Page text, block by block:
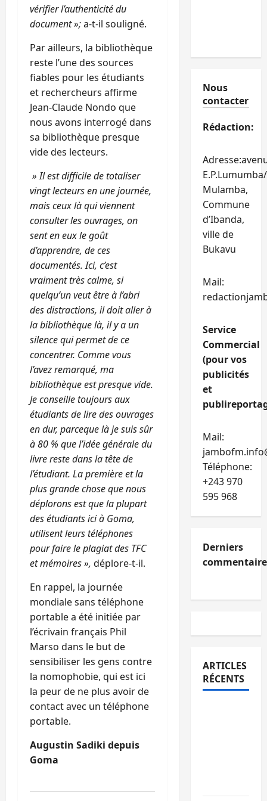
vérifier l’authenticité du
document »;a-t-il souligné.
Par ailleurs, la bibliothèque
reste l’une des sources
fiables pour les étudiants
et rechercheurs affirme
Jean-Claude Nondo que
nous avons interrogé dans
sa bibliothèque presque
vide des lecteurs.
» Il est difficile de totaliser
vingt lecteurs en une journée,
mais ceux là qui viennent
consulter les ouvrages, on
sent en eux le goût
d’apprendre, de ces
documentés. Ici, c’est
vraiment très calme, si
quelqu’un veut être à l’abri
des distractions, il doit aller à
la bibliothèque là, il y a un
silence qui permet de ce
concentrer. Comme vous
l’avez remarqué, ma
bibliothèque est presque vide.
Je conseille toujours aux
étudiants de lire des ouvrages
en dur, parceque là je suis sûr
à 80 % que l’idée générale du
livre reste dans la tête de
l’étudiant. La première et la
plus grande chose que nous
déplorons est que la plupart
des étudiants ici à Goma,
utilisent leurs téléphones
pour faire le plagiat des TFC
et mémoires », déplore-t-il.
En rappel, la journée
mondiale sans téléphone
portable a été initiée par
l’écrivain français Phil
Marso dans le but de
sensibiliser les gens contre
la nomophobie, qui est ici
la peur de ne plus avoir de
contact avec un téléphone
portable.
Augustin Sadiki depuis
Goma
Nous
contacter
Rédaction:
Mulamba,
Commune
d’Ibanda,
ville de
Bukavu
Mail:
Service
Commercial
(pour vos
publicités
et
Mail:
Téléphone:
+243 970
595 968
Derniers
ARTICLES
RÉCENTS